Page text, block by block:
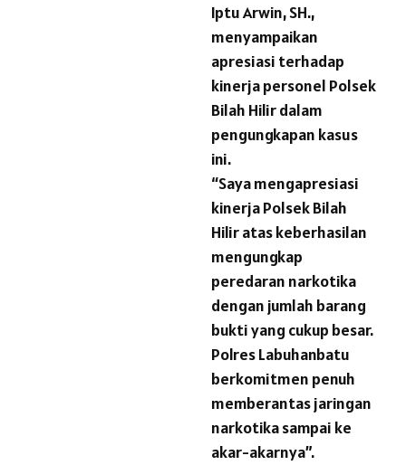
Iptu Arwin, SH.,
menyampaikan
apresiasi terhadap
kinerja personel Polsek
Bilah Hilir dalam
pengungkapan kasus
ini.
“Saya mengapresiasi
kinerja Polsek Bilah
Hilir atas keberhasilan
mengungkap
peredaran narkotika
dengan jumlah barang
bukti yang cukup besar.
Polres Labuhanbatu
berkomitmen penuh
memberantas jaringan
narkotika sampai ke
akar-akarnya”.